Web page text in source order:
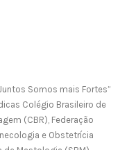
Somos mais Fortes”
Colégio Brasileiro de
(CBR), Federação
e Obstetrícia